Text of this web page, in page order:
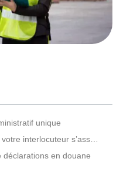
unique
en douane